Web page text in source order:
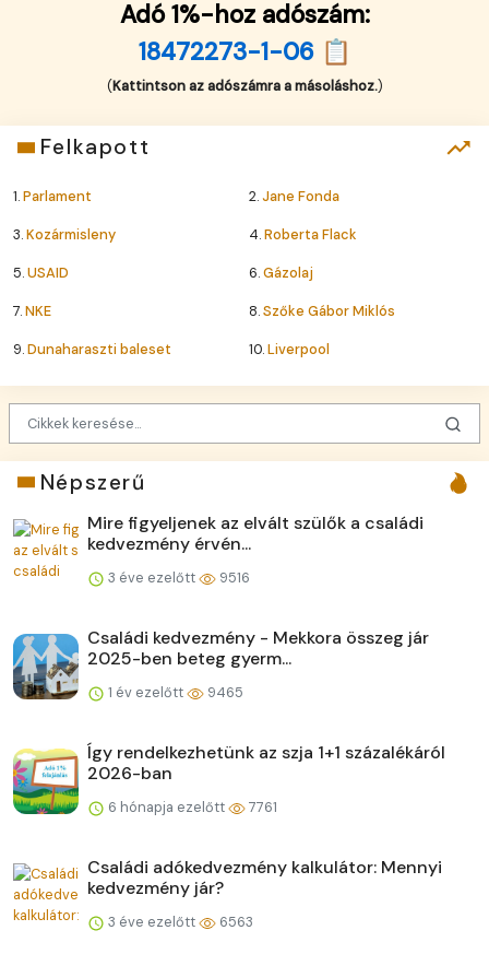
Adó 1%-hoz adószám:
18472273-1-06 📋
(Kattintson az adószámra a másoláshoz.)
Felkapott
1.Parlament 2.Jane Fonda
3.Kozármisleny 4.Roberta Flack
5.USAID 6.Gázolaj
7.NKE 8.Szőke Gábor Miklós
9.Dunaharaszti baleset 10.Liverpool
Népszerű
Mire figyeljenek az elvált szülők a családi
kedvezmény érvén...
3 éve ezelőtt 9516
Családi kedvezmény - Mekkora összeg jár
2025-ben beteg gyerm...
1 év ezelőtt 9465
Így rendelkezhetünk az szja 1+1 százalékáról
2026-ban
6 hónapja ezelőtt 7761
Családi adókedvezmény kalkulátor: Mennyi
kedvezmény jár?
3 éve ezelőtt 6563